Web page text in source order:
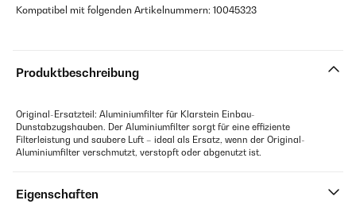
Kompatibel mit folgenden Artikelnummern: 10045323
Produktbeschreibung
Original-Ersatzteil: Aluminiumfilter für Klarstein Einbau-
Dunstabzugshauben. Der Aluminiumfilter sorgt für eine effiziente
Filterleistung und saubere Luft – ideal als Ersatz, wenn der Original-
Aluminiumfilter verschmutzt, verstopft oder abgenutzt ist.
Eigenschaften